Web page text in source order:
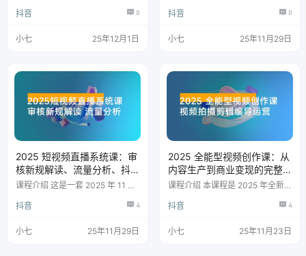
容易接受，适合新手入门，制作简
能快速掌握～ 课程目录 详细制作
技巧 封面制作以及发布 文案素材
抖音 0
小七 25年12月1日
定期更新：纯无玩法、实景AI、真
麒麟臂摇手等直播玩法共享。各种
起号、搜索流起号、随心推和千川
年07月07日】新人小白必看从01
起步实操课1.mp4 【2024年07月
07日】新人小白必看从01起步实
操课2.mp4 …
抖音 0
小七 25年11月29日
2025 短视频直播系统课：审
核新规解读、流量分析、抖
加投放、单月引流增收 5 万+
课程介绍 这是一套 2025 年 11 月
平台最新审核规则、流量结构、搜
节课程系统讲解抖加投放策略、直
抖音 4
小七 25年11月29日
2025 全能型视频创作课：从
内容生产到商业变现的完整
能力体系，实现多渠道收入
课程介绍 本课程是 2025 年全新
程，涵盖拍摄技法、剪辑技巧、导
核心模块。 从手机相机操作、剪
抖音 4
小七 25年11月23日